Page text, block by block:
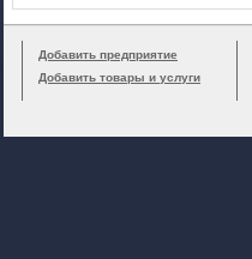
Добавить предприятие
Добавить товары и услуги